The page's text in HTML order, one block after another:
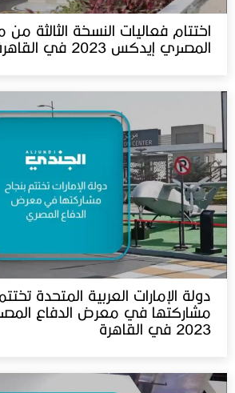
اختتام فعاليات النسخة الثالثة
المصري إيدكس 2023 في القاهرة
دولة الإمارات العربية المتحدة
مشاركتها في معرض الدفاع
2023 في القاهرة